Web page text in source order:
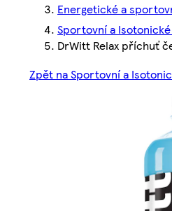
Energetické a
Sportovní a
DrWitt Relax příchuť
Zpět na Sportovní a